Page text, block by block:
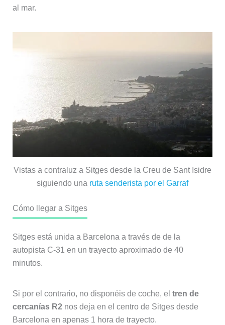
al mar.
Vistas a contraluz a Sitges desde la Creu de Sant Isidre
siguiendo una ruta senderista por el Garraf
Cómo llegar a Sitges
Sitges está unida a Barcelona a través de de la
autopista C-31 en un trayecto aproximado de 40
minutos.
Si por el contrario, no disponéis de coche, el tren de
cercanías R2nos deja en el centro de Sitges desde
Barcelona en apenas 1 hora de trayecto.